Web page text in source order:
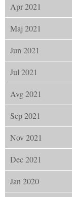
Apr 2021
Maj 2021
Jun 2021
Jul 2021
Avg 2021
Sep 2021
Nov 2021
Dec 2021
Jan 2020